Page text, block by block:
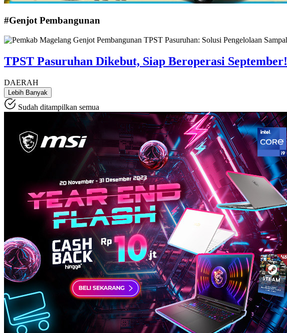
#Genjot Pembangunan
TPST Pasuruhan Dikebut, Siap Beroperasi September!
DAERAH
Lebih Banyak
Sudah ditampilkan semua